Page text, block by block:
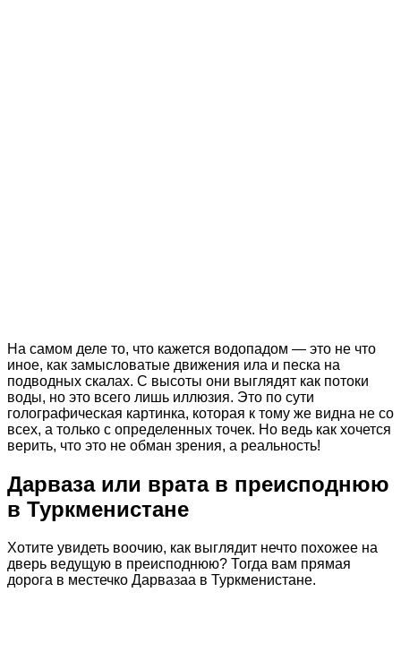
На самом деле то, что кажется водопадом — это не что
иное, как замысловатые движения ила и песка на
подводных скалах. С высоты они выглядят как потоки
воды, но это всего лишь иллюзия. Это по сути
голографическая картинка, которая к тому же видна не со
всех, а только с определенных точек. Но ведь как хочется
верить, что это не обман зрения, а реальность!
Дарваза или врата в преисподнюю
в Туркменистане
Хотите увидеть воочию, как выглядит нечто похожее на
дверь ведущую в преисподнюю? Тогда вам прямая
дорога в местечко Дарвазаа в Туркменистане.